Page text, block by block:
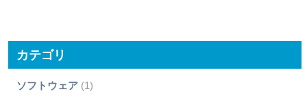
カテゴリ
ソフトウェア(1)